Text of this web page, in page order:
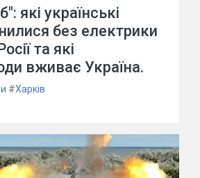
які українські
без електрики
та які
вживає Україна.
#Харків